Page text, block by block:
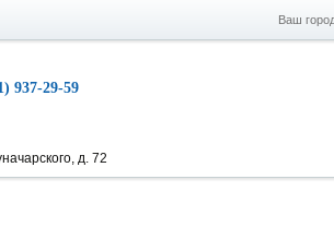
Ваш
937-29-59
д. 72